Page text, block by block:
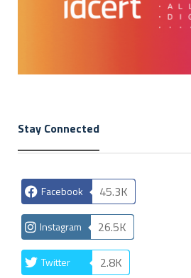
Stay Connected
Facebook 45.3K
Instagram 26.5K
Twitter 2.8K